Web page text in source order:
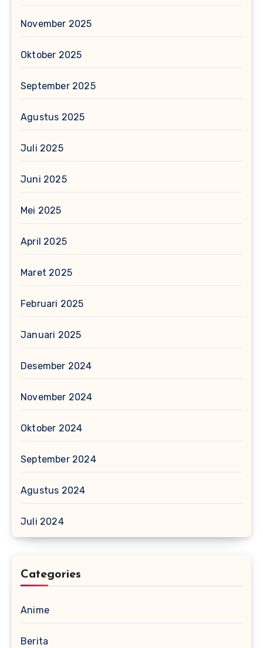
November 2025
Oktober 2025
September 2025
Agustus 2025
Juli 2025
Juni 2025
Mei 2025
April 2025
Maret 2025
Februari 2025
Januari 2025
Desember 2024
November 2024
Oktober 2024
September 2024
Agustus 2024
Juli 2024
Categories
Anime
Berita